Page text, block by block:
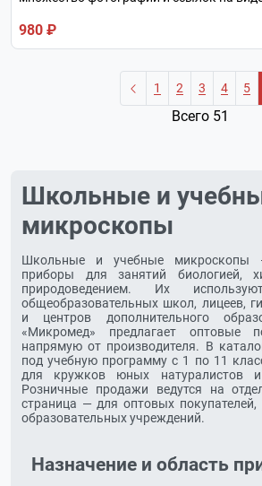
980 ₽
1 2 3 4 5
Всего 51
Школьные и
микроскопы
Школьные и учебные микроскопы
приборы для занятий биологией,
природоведением. Их
общеобразовательных школ, лицеев,
и центров дополнительного
«Микромед» предлагает оптовые
напрямую от производителя. В
под учебную программу с 1 по 11
для кружков юных натуралистов
Розничные продажи ведутся на
страница — для оптовых
образовательных учреждений.
Назначение и область